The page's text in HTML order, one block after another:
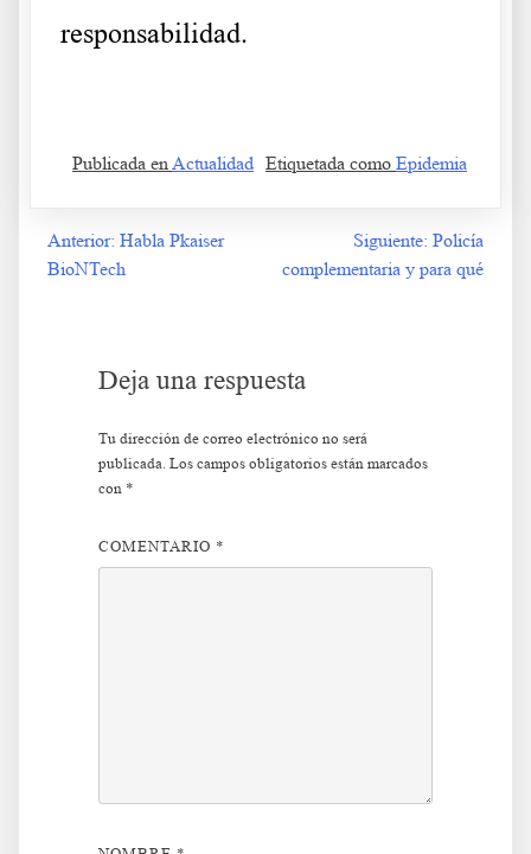
responsabilidad.
Publicada en Actualidad Etiquetada como Epidemia
Navegación
Anterior: Habla Pkaiser
BioNTech
Siguiente: Policía
complementaria y para qué
Deja una respuesta
Tu dirección de correo electrónico no será
publicada. Los campos obligatorios están marcados
con *
COMENTARIO *